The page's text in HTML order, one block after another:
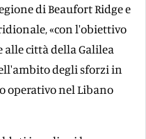
di Beaufort Ridge e
«con l'obiettivo
città della Galilea
degli sforzi in
operativo nel Libano